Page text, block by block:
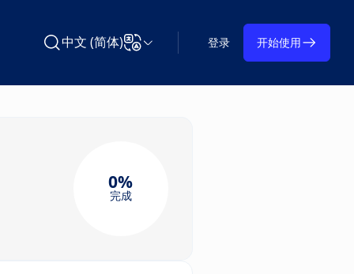
Learning on TAP搜索Learning on TAP
中文 (简体)更改语言 登录 开始使用
0%
完成